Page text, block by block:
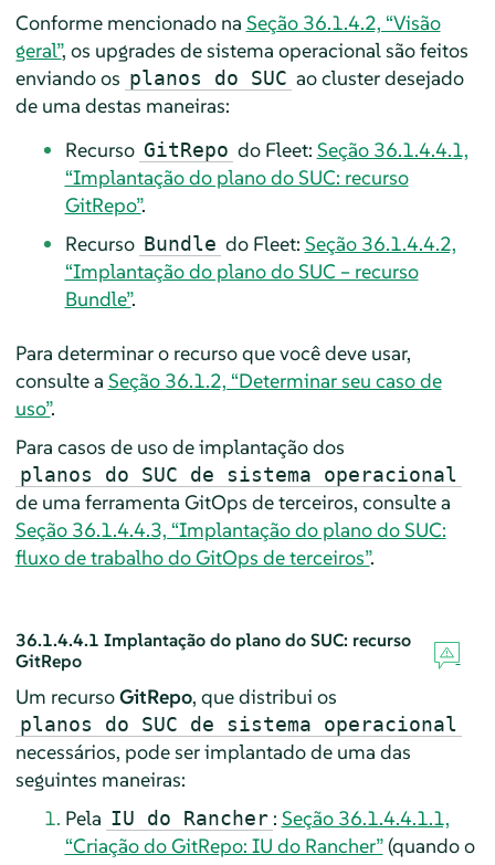
Conforme mencionado na Seção 36.1.4.2, “Visão
geral”, os upgrades de sistema operacional são feitos
enviando os planos do SUC ao cluster desejado
de uma destas maneiras:
Recurso GitRepo do Fleet: Seção 36.1.4.4.1,
“Implantação do plano do SUC: recurso
GitRepo”.
Recurso Bundle do Fleet: Seção 36.1.4.4.2,
“Implantação do plano do SUC – recurso
Bundle”.
Para determinar o recurso que você deve usar,
consulte a Seção 36.1.2, “Determinar seu caso de
uso”.
Para casos de uso de implantação dos
planos do SUC de sistema operacional
de uma ferramenta GitOps de terceiros, consulte a
Seção 36.1.4.4.3, “Implantação do plano do SUC:
fluxo de trabalho do GitOps de terceiros”.
36.1.4.4.1 Implantação do plano do SUC: recurso
GitRepo
Um recursoGitRepo, que distribui os
planos do SUC de sistema operacional
necessários, pode ser implantado de uma das
seguintes maneiras:
Pela IU do Rancher : Seção 36.1.4.4.1.1,
“Criação do GitRepo: IU do Rancher”(quando o